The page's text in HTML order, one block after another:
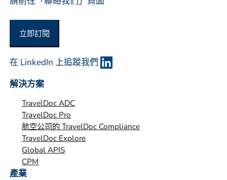
立即訂閱
在 LinkedIn 上追蹤我們
解決方案
TravelDoc ADC
TravelDoc Pro
航空公司的 TravelDoc Compliance
TravelDoc Explore
Global APIS
CPM
產業